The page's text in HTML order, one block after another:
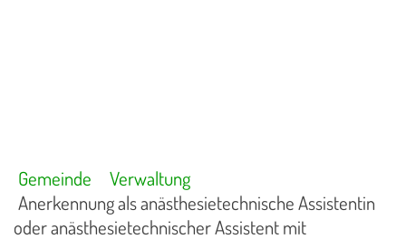
Gemeinde
Verwaltung
Anerkennung als anästhesietechnische Assistentin
oder anästhesietechnischer Assistent mit